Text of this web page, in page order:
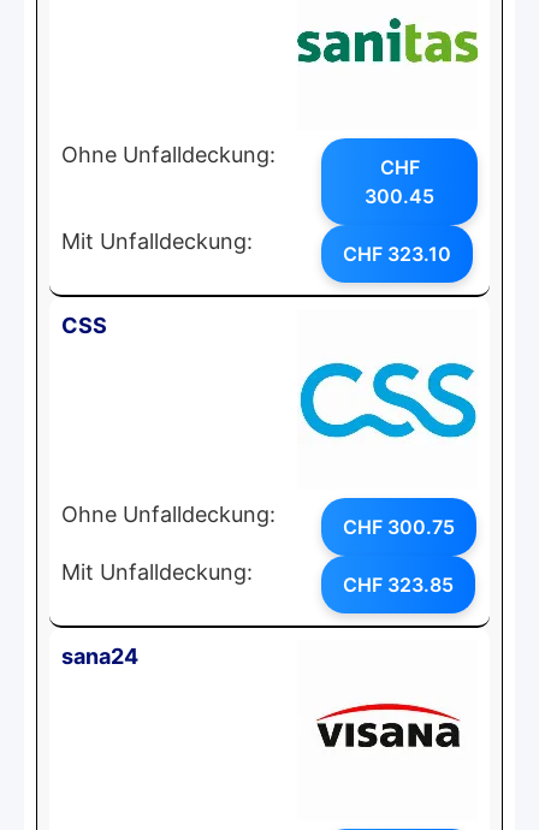
Ohne Unfalldeckung:
CHF
300.45
Mit Unfalldeckung: CHF 323.10
CSS
Ohne Unfalldeckung: CHF 300.75
Mit Unfalldeckung: CHF 323.85
sana24